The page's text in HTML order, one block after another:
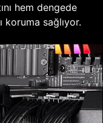
hem dengede
koruma sağlıyor.